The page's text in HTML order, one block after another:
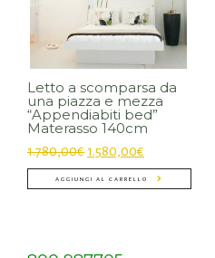
Letto a scomparsa da
una piazza e mezza
“Appendiabiti bed”
Materasso 140cm
1.780,00€1.580,00€
AGGIUNGI AL CARRELLO